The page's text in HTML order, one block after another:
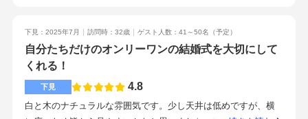
てくださり、「当日良かったですね！！」と思い出話をした
時、本当に素敵な人たちだなと改めて思いました。ブラスブル
ー東京のおすすめポイントは「人」だと思います。会場が新し
く綺麗で素敵なことは勿論ですが、お金をかけて長い時間準備
し、一生の思い出を作るにあたって、やはり一緒に作り上げる
披露宴が行えそうです。オープンキッチンも魅力的でした。大
きな窓があり開放的で、スクリーンも多く設置してあるそうな
のでムービーが見にくいといったことも無さそうです。やはり
東京ということもあり、やや高いと感じました。見積もりの段
階でかなりコミコミで作ってもらうことをオススメします。値
引きは他の式場と比べると多くは期待できません。どの料理も
下見：2025年7月 訪問時：32歳 ゲスト人数：41～50名 （予定）
自分たちだけのオンリーワンの結婚式を大切にして
くれる！
下見 4.8
白と木のナチュラルな雰囲気です。少し天井は低めですが、横